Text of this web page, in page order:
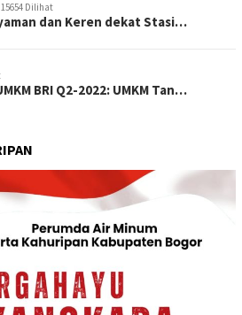
15654 Dilihat
dan Keren dekat Stasi…
BRI Q2-2022: UMKM Tan…